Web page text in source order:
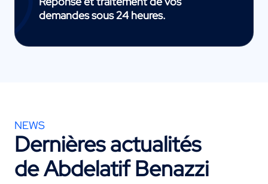
demandes sous 24 heures.
NEWS
Dernières actualités
de Abdelatif Benazzi